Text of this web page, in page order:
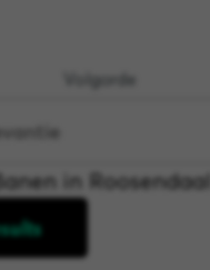
Volgorde
in Roosendaal